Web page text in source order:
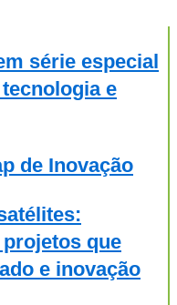
série especial
e
de Inovação
que
e inovação